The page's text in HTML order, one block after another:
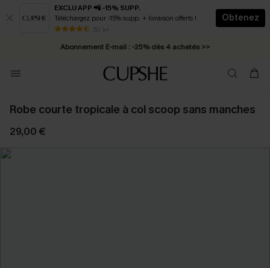
EXCLU APP 📲 -15% SUPP.
Téléchargez pour -15% supp. + livraison offerts !
50 k+
Obtenez
* Livraison éclair 2-3 jours ouvrés >>
Abonnement E-mail : -25% dès 4 achetés >>
Robe courte tropicale à col scoop sans manches
29,00 €